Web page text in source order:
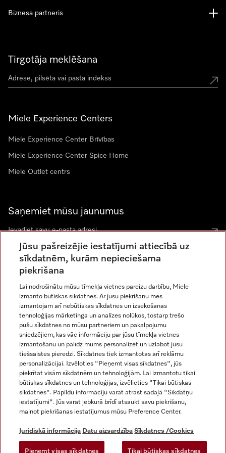
Tirgotāja meklēšana
Miele Experience Centers
Miele Experience Center Brīvības
Miele Experience Center Spice Home
Miele Outlet centrs
Saņemiet mūsu jaunumus
Biznesa partneris
Juridiskā informācija
Vispārējie darījumu noteikumi
Datu aizsardzība
Lietošanas noteikumi
Miele paziņojums par pieejamību
Digitālo pakalpojumu likums
Miele vietnē Instagram
Miele vietnē Facebook
Miele vietnē Youtube
Jūsu pašreizējie iestatījumi attiecībā uz
sīkdatnēm, kurām nepieciešama
piekrišana
Lai nodrošinātu mūsu tīmekļa vietnes pareizu darbību, Miele
izmanto būtiskas sīkdatnes. Ar jūsu piekrišanu mēs
izmantojam arī nebūtiskas sīkdatnes un izsekošanas
tehnoloģijas mārketinga un analīzes nolūkos, tostarp trešo
pušu sīkdatnes no mūsu partneriem un pakalpojumu
sniedzējiem, kas vāc informāciju par jūsu tīmekļa vietnes
izmantošanu un palīdz mums personalizēt un uzlabot jūsu
tiešsaistes pieredzi. Sīkdatnes tiek izmantotas arī reklāmu
personalizācijai. Izvēloties "Pieņemt visas sīkdatnes", jūs
piekrītat visām sīkdatnēm un tehnoloģijām. Lai izmantotu tikai
būtiskas sīkdatnes un tehnoloģijas, izvēlieties "Tikai būtiskas
sīkdatnes". Papildu informāciju varat atrast sadaļā "Sīkdatņu
iestatījumi". Jūs varat jebkurā brīdī atsaukt savu piekrišanu,
mainot piekrišanas iestatījumus mūsu Preference Center.
Juridiskā informācija Datu aizsardzība Sīkdatnes /Cookies
Pieņemt visas sīkdatnes Tikai būtiskas sīkdatnes